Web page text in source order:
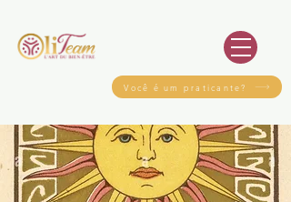
Você é um praticante?